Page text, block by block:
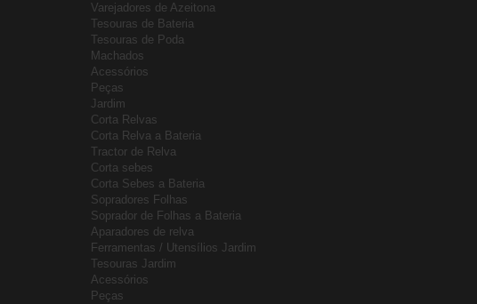
Varejadores de Azeitona
Tesouras de Bateria
Tesouras de Poda
Machados
Acessórios
Peças
Jardim
Corta Relvas
Corta Relva a Bateria
Tractor de Relva
Corta sebes
Corta Sebes a Bateria
Sopradores Folhas
Soprador de Folhas a Bateria
Aparadores de relva
Ferramentas / Utensílios Jardim
Tesouras Jardim
Acessórios
Peças